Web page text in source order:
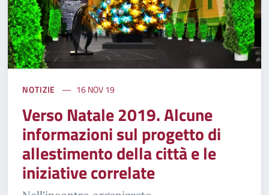
NOTIZIE 16 NOV 19
Verso Natale 2019. Alcune
informazioni sul progetto di
allestimento della città e le
iniziative correlate